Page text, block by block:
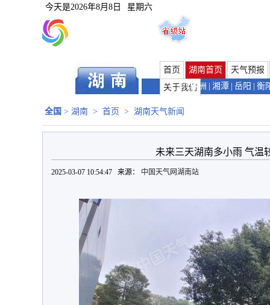
今天是2026年8月8日 星期六
首页 湖南首页
天气预报
关于我们
长沙 | 株洲 湘潭 岳阳 衡
全国 > 湖南 > 首页 > 湖南天气新闻
未来三天湖南多小雨 气温
2025-03-07 10:54:47 来源： 中国天气网湖南站